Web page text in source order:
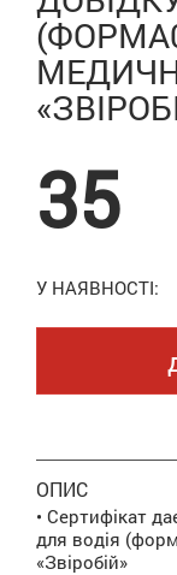
35
У НАЯВНОСТІ:
ОПИС
• Сертифікат
для водія
«Звіробій»